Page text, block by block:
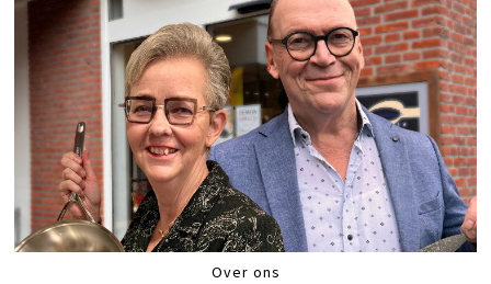
Over ons